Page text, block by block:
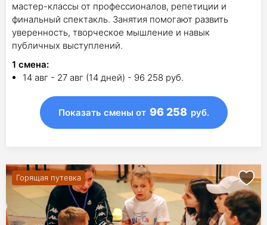
мастер-классы от профессионалов, репетиции и
финальный спектакль. Занятия помогают развить
уверенность, творческое мышление и навык
публичных выступлений.
1 смена:
14 авг - 27 авг (14 дней) - 96 258 руб.
Показать смены от 96 258 руб.
Горящая путевка